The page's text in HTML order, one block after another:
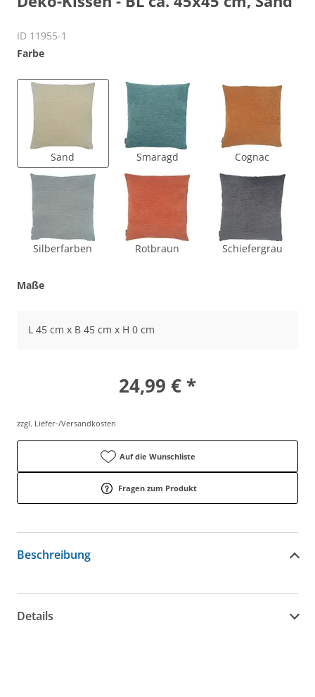
ID 11955-1
Farbe
Sand Smaragd Cognac
Silberfarben Rotbraun Schiefergrau
Maße
L 45 cm x B 45 cm x H 0 cm
24,99 € *
zzgl. Liefer-/Versandkosten
Auf die Wunschliste
Fragen zum Produkt
Beschreibung
Details